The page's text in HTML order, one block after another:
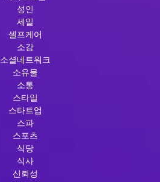
성인
세일
셀프케어
소감
소셜네트워크
소유물
소통
스타일
스타트업
스파
스포츠
식당
식사
신뢰성